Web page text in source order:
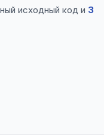
исходный код и 3